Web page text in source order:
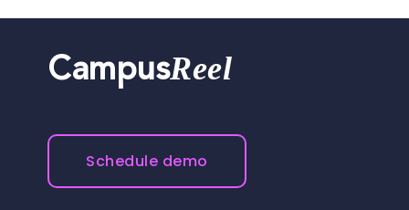
CampusReel
Schedule demo